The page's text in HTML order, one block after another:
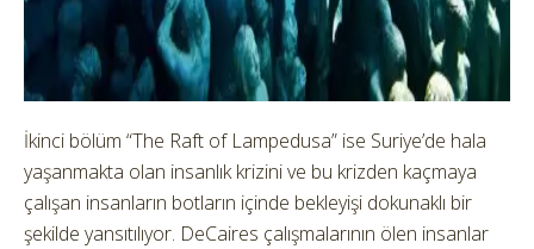
İkinci bölüm “The Raft of Lampedusa” ise Suriye’de hala
yaşanmakta olan insanlık krizini ve bu krizden kaçmaya
çalışan insanların botların içinde bekleyişi dokunaklı bir
şekilde yansıtılıyor. DeCaires çalışmalarının ölen insanlar